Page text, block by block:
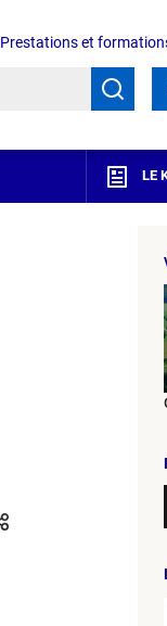
Prestations et
LE